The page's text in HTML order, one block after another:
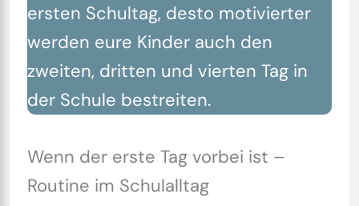
ersten Schultag, desto motivierter
werden eure Kinder auch den
zweiten, dritten und vierten Tag in
der Schule bestreiten.
Wenn der erste Tag vorbei ist –
Routine im Schulalltag